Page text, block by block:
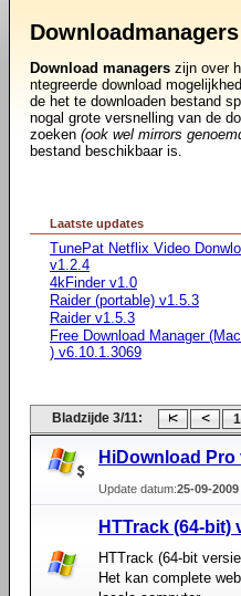
Downloadmanagers
Download managers zijn over
ntegreerde download
de het te downloaden bestand
nogal grote versnelling van de
zoeken (ook wel mirrors
bestand beschikbaar is.
Laatste updates
TunePat Netflix Video
v1.2.4
4kFinder v1.0
Raider (portable) v1.5.3
Raider v1.5.3
Free Download Manager
) v6.10.1.3069
Bladzijde 3/11: 1
HiDownload Pro
Update datum:25-09-2009
HTTrack (64-bit)
HTTrack (64-bit
Het kan complete